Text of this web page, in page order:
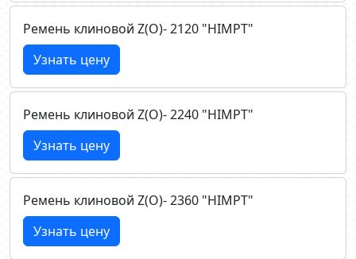
Ремень клиновой Z(О)- 2120 "HIMPT"
Узнать цену
Ремень клиновой Z(О)- 2240 "HIMPT"
Узнать цену
Ремень клиновой Z(О)- 2360 "HIMPT"
Узнать цену